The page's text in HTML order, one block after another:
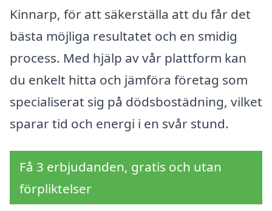
Kinnarp, för att säkerställa att du får det
bästa möjliga resultatet och en smidig
process. Med hjälp av vår plattform kan
du enkelt hitta och jämföra företag som
specialiserat sig på dödsbostädning, vilket
sparar tid och energi i en svår stund.
Få 3 erbjudanden, gratis och utan
förpliktelser